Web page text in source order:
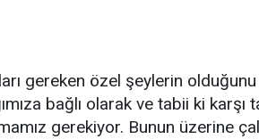
gereken özel şeylerin
bağlı olarak ve tabii ki karşı
gerekiyor. Bunun üzerine